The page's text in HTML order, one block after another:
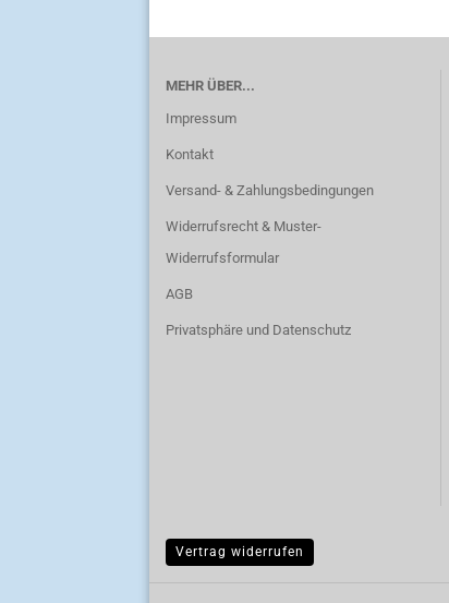
MEHR ÜBER...
Impressum
Kontakt
Versand- & Zahlungsbedingungen
Widerrufsrecht & Muster-
Widerrufsformular
AGB
Privatsphäre und Datenschutz
Vertrag widerrufen